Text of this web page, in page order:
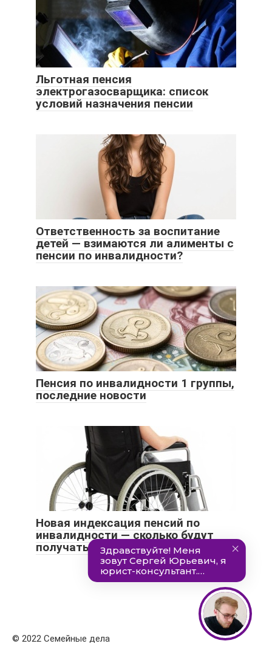
Льготная пенсия
электрогазосварщика: список
условий назначения пенсии
Ответственность за воспитание
детей — взимаются ли алименты с
пенсии по инвалидности?
Пенсия по инвалидности 1 группы,
последние новости
Новая индексация пенсий по
инвалидности — сколько будут
получать инвалиды в 2021 году
© 2022 Семейные дела